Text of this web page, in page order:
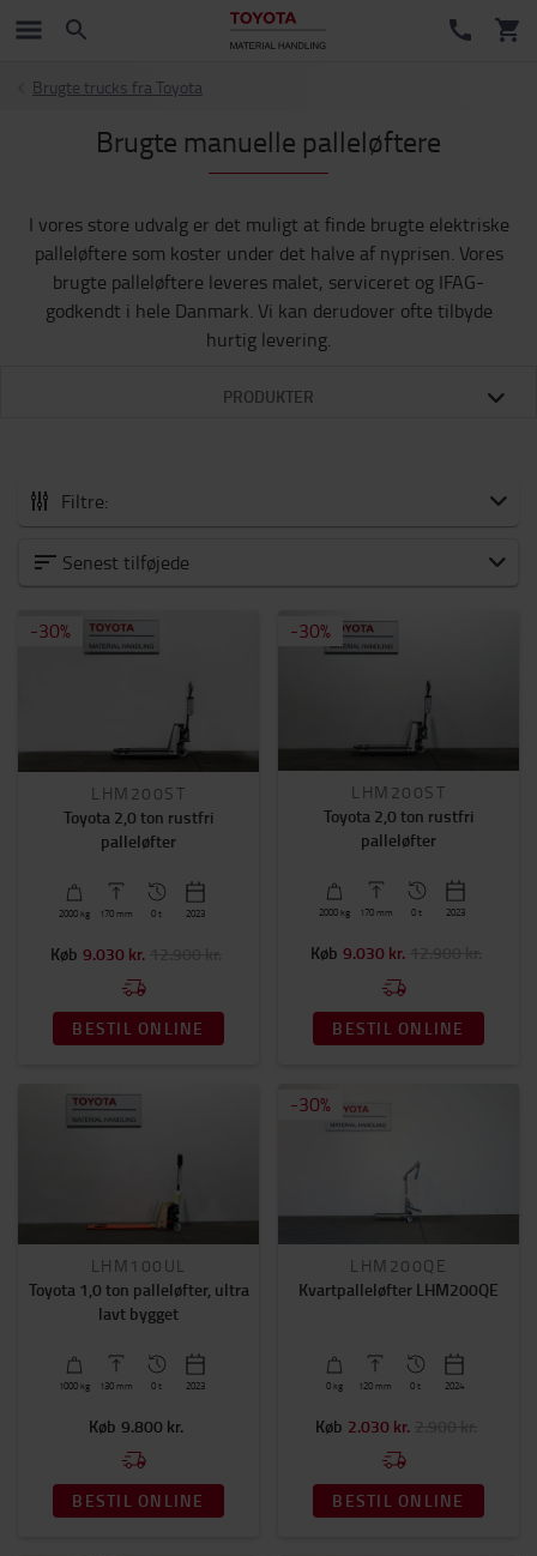
Brugte trucks fra Toyota
Brugte manuelle palleløftere
I vores store udvalg er det muligt at finde brugte elektriske
palleløftere som koster under det halve af nyprisen. Vores
brugte palleløftere leveres malet, serviceret og IFAG-
godkendt i hele Danmark. Vi kan derudover ofte tilbyde
hurtig levering.
PRODUKTER
Filtre:
Alle brugte truck
Elektriske palleløftere
Diesel- og gastrucks
Plukketruck
Reach trucks
Smalgangstruck
Stablere
Trækkere
Kapacitet
0kr. 14000kr.
2025
Gaffellængde (mm)
1150(4)
900 (2)
1190(2)
VIS MERE
Senest tilføjede
-30%
LHM200ST
Toyota 2,0 ton rustfri
palleløfter
2000 kg 170 mm 0 t 2023
Køb 9.030 kr.
BESTIL ONLINE
-30%
LHM200ST
Toyota 2,0 ton rustfri
palleløfter
2000 kg 170 mm 0 t 2023
Køb 9.030 kr.
BESTIL ONLINE
LHM100UL
Toyota 1,0 ton palleløfter, ultra
lavt bygget
1000 kg 130 mm 0 t 2023
Køb 9.800 kr.
BESTIL ONLINE
-30%
LHM200QE
Kvartpalleløfter LHM200QE
0 kg 120 mm 0 t 2024
Køb 2.030 kr.
BESTIL ONLINE